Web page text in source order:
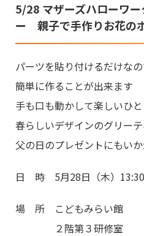
5/28 マザーズハローワ
ー 親子で手作りお花の
パーツを貼り付けるだけな
簡単に作ることが出来ます
手も口も動かして楽しいひ
春らしいデザインのグリー
父の日のプレゼントにもい
日 時 5月28日（木）
場 所 こどもみらい館
２階第３研修室